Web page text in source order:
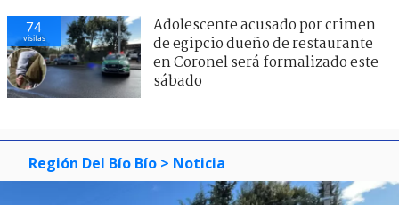
74
visitas
Adolescente acusado por crimen
de egipcio dueño de restaurante
en Coronel será formalizado este
sábado
Región Del Bío Bío > Noticia